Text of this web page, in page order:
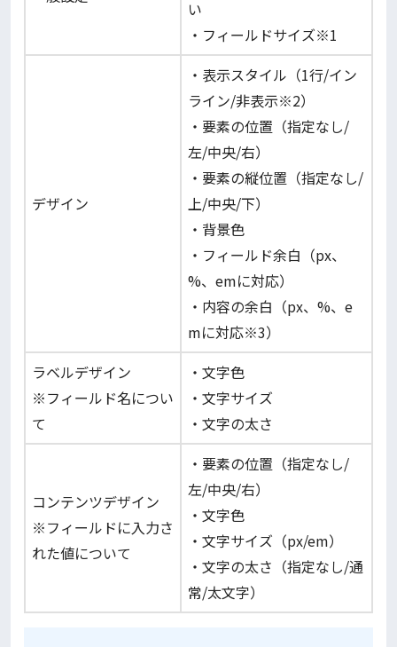
い
・フィールドサイズ※1
デザイン
・表示スタイル（1行/イン
ライン/非表示※2）
・要素の位置（指定なし/
左/中央/右）
・要素の縦位置（指定なし/
上/中央/下）
・背景色
・フィールド余白（px、
%、emに対応）
・内容の余白（px、%、e
mに対応※3）
ラベルデザイン
※フィールド名につい
て
・文字色
・文字サイズ
・文字の太さ
コンテンツデザイン
※フィールドに入力さ
れた値について
・要素の位置（指定なし/
左/中央/右）
・文字色
・文字サイズ（px/em）
・文字の太さ（指定なし/通
常/太文字）